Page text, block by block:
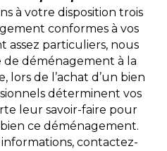
à votre disposition trois
conformes à vos
assez particuliers, nous
de déménagement à la
lors de l’achat d’un bien
déterminent vos
leur savoir-faire pour
ce déménagement.
contactez-